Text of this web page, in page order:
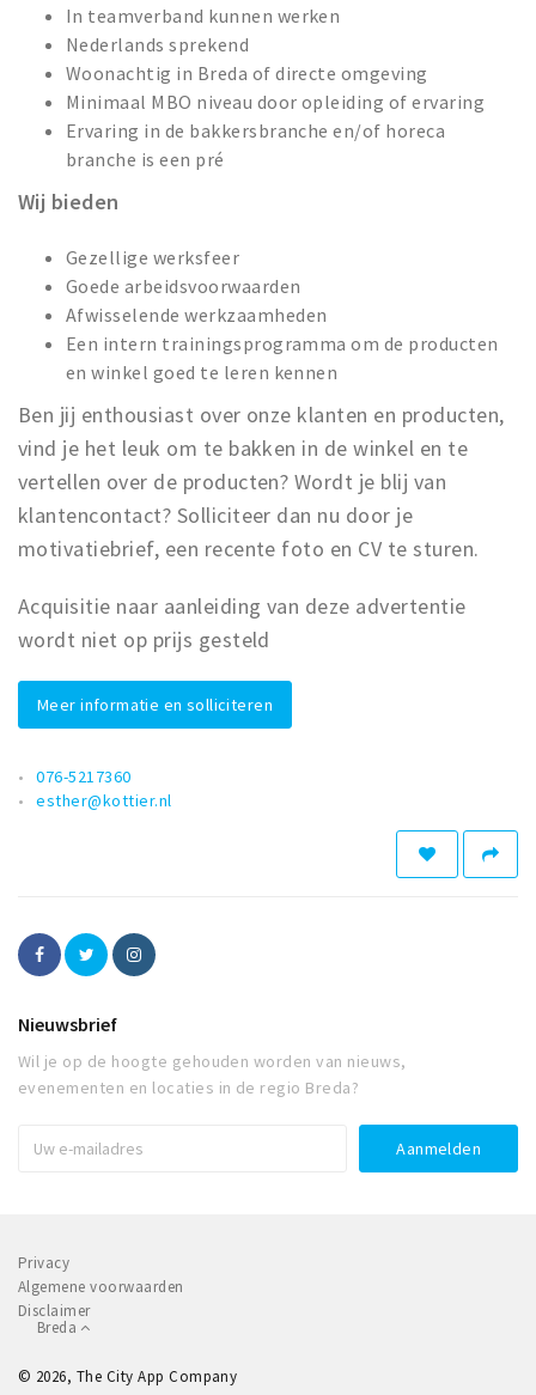
In teamverband kunnen werken
Nederlands sprekend
Woonachtig in Breda of directe omgeving
Minimaal MBO niveau door opleiding of ervaring
Ervaring in de bakkersbranche en/of horeca
branche is een pré
Wij bieden
Gezellige werksfeer
Goede arbeidsvoorwaarden
Afwisselende werkzaamheden
Een intern trainingsprogramma om de producten
en winkel goed te leren kennen
Ben jij enthousiast over onze klanten en producten,
vind je het leuk om te bakken in de winkel en te
vertellen over de producten? Wordt je blij van
klantencontact? Solliciteer dan nu door je
motivatiebrief, een recente foto en CV te sturen.
Acquisitie naar aanleiding van deze advertentie
wordt niet op prijs gesteld
Meer informatie en solliciteren
076-5217360
esther@kottier.nl
Nieuwsbrief
Wil je op de hoogte gehouden worden van nieuws,
evenementen en locaties in de regio Breda?
Privacy
Algemene voorwaarden
Disclaimer
Breda
© 2026, The City App Company